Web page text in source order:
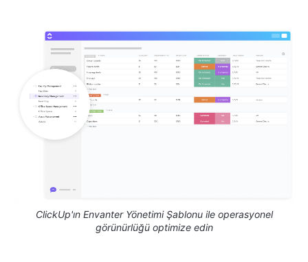
ClickUp'ın Envanter Yönetimi Şablonu ile operasyonel
görünürlüğü optimize edin